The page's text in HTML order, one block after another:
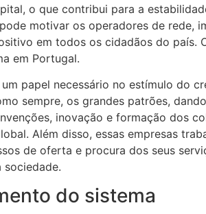
o que contribui para a
motivar os operadores de rede,
em todos os cidadãos do país.
em Portugal.
papel necessário no estímulo do
sempre, os grandes patrões,
inovação e formação dos
Além disso, essas empresas
de oferta e procura dos seus
do sistema